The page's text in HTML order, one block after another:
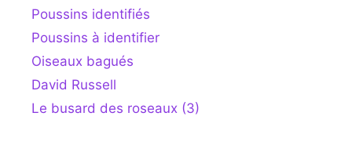
Poussins identifiés
Poussins à identifier
Oiseaux bagués
David Russell
Le busard des roseaux (3)